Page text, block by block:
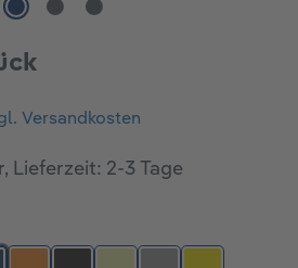
Versandkosten
Lieferzeit: 2-3 Tage